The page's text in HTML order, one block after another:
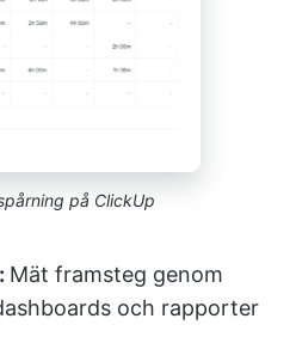
på ClickUp
Mät framsteg genom
och rapporter